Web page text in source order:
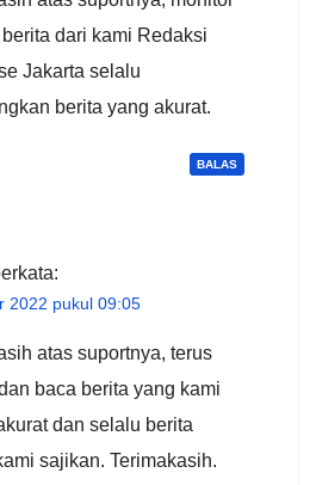
dari kami Redaksi
Jakarta selalu
berita yang akurat.
BALAS
2022 pukul 09:05
atas suportnya, terus
baca berita yang kami
dan selalu berita
sajikan. Terimakasih.